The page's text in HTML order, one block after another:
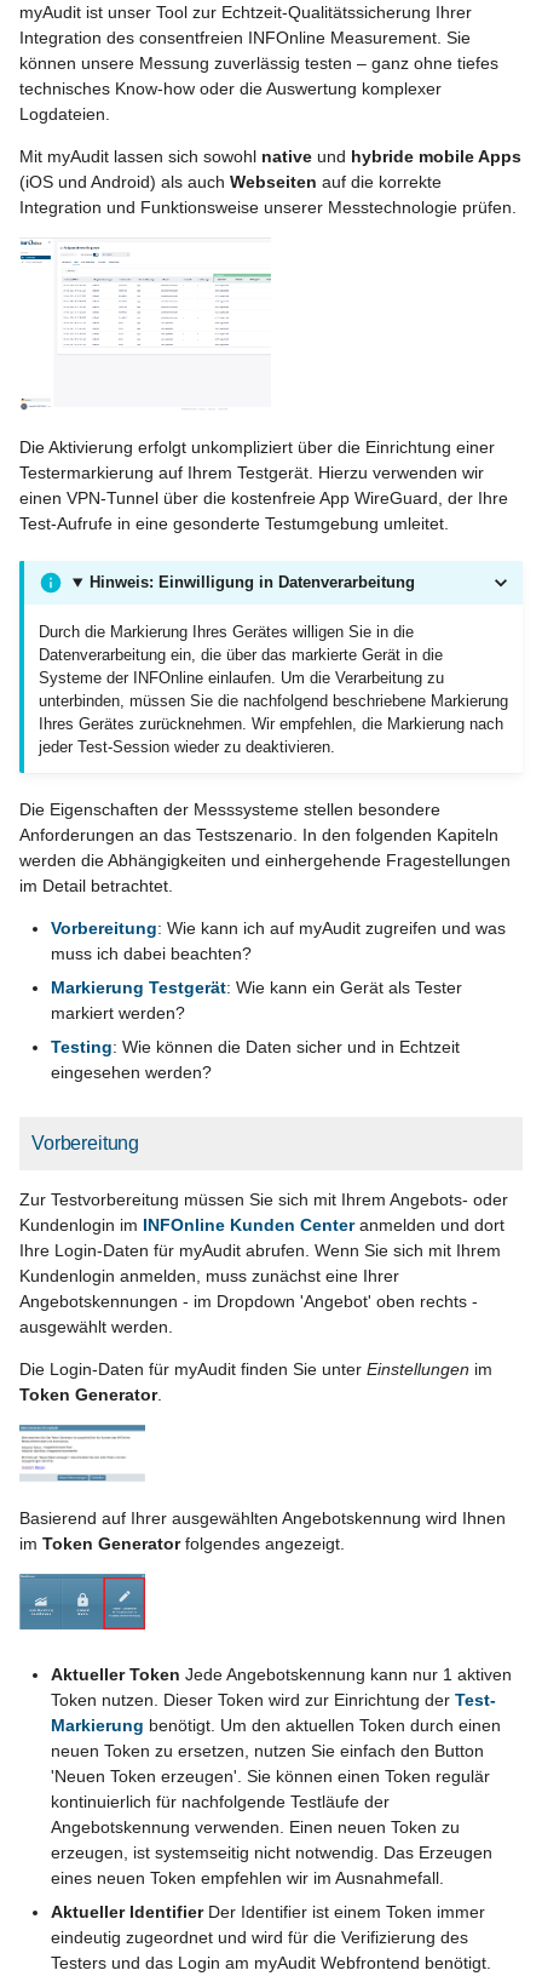
i
t
i
a
l
r
t
Migration für Kunden
Codes
Codestruktur erstellen
Markierung
Test Ihrer App
Selfhoster INFOnline
Serviceplattform
myAudit - Alternative Tester-
Markierung für Webseiten
Test-Markierung mit Custom
User Agent
Chrome
Custom User Agent
anlegen – Mozilla Firefox
Testen von mobile
enabled websites (MEW)
und Google AMP Articles
myAudit Weboberfläche
Login
Dashboard
Vorlagen für App und
Webseiten Tests
Menü - individuelles
Test-Setup
Proxy Einstellungen
(noch nicht nutzbar)
Bestellcenter
Code-Import und Export
Kontakt
Meldungen
Zusätzliche Logins
Monitoring Codes
Customizable
Audits
myAudit ist unser Tool zur Echtzeit-Qualitätssicherung Ihrer
Integration des consentfreien INFOnline Measurement. Sie
können unsere Messung zuverlässig testen – ganz ohne tiefes
technisches Know-how oder die Auswertung komplexer
Logdateien.
Mit myAudit lassen sich sowohl native und hybride mobile Apps
(iOS und Android) als auch Webseiten auf die korrekte
Integration und Funktionsweise unserer Messtechnologie prüfen.
Die Aktivierung erfolgt unkompliziert über die Einrichtung einer
Testermarkierung auf Ihrem Testgerät. Hierzu verwenden wir
einen VPN-Tunnel über die kostenfreie App WireGuard, der Ihre
Test-Aufrufe in eine gesonderte Testumgebung umleitet.
Hinweis: Einwilligung in Datenverarbeitung
Durch die Markierung Ihres Gerätes willigen Sie in die
Datenverarbeitung ein, die über das markierte Gerät in die
Systeme der INFOnline einlaufen. Um die Verarbeitung zu
unterbinden, müssen Sie die nachfolgend beschriebene Markierung
Ihres Gerätes zurücknehmen. Wir empfehlen, die Markierung nach
jeder Test-Session wieder zu deaktivieren.
Die Eigenschaften der Messsysteme stellen besondere
Anforderungen an das Testszenario. In den folgenden Kapiteln
werden die Abhängigkeiten und einhergehende Fragestellungen
im Detail betrachtet.
Vorbereitung: Wie kann ich auf myAudit zugreifen und was
muss ich dabei beachten?
Markierung Testgerät: Wie kann ein Gerät als Tester
markiert werden?
Testing: Wie können die Daten sicher und in Echtzeit
eingesehen werden?
Vorbereitung
Zur Testvorbereitung müssen Sie sich mit Ihrem Angebots- oder
Kundenlogin im INFOnline Kunden Centeranmelden und dort
Ihre Login-Daten für myAudit abrufen. Wenn Sie sich mit Ihrem
Kundenlogin anmelden, muss zunächst eine Ihrer
Angebotskennungen - im Dropdown 'Angebot' oben rechts -
ausgewählt werden.
Die Login-Daten für myAudit finden Sie unter Einstellungen im
Token Generator.
Basierend auf Ihrer ausgewählten Angebotskennung wird Ihnen
im Token Generatorfolgendes angezeigt.
Aktueller Token Jede Angebotskennung kann nur 1 aktiven
Token nutzen. Dieser Token wird zur Einrichtung derTest-
Markierung benötigt. Um den aktuellen Token durch einen
neuen Token zu ersetzen, nutzen Sie einfach den Button
'Neuen Token erzeugen'. Sie können einen Token regulär
kontinuierlich für nachfolgende Testläufe der
Angebotskennung verwenden. Einen neuen Token zu
erzeugen, ist systemseitig nicht notwendig. Das Erzeugen
eines neuen Token empfehlen wir im Ausnahmefall.
Aktueller IdentifierDer Identifier ist einem Token immer
eindeutig zugeordnet und wird für die Verifizierung des
Testers und das Login am myAudit Webfrontend benötigt.